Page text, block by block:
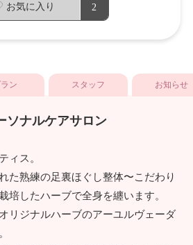
お気に入り 2
ン スタッフ お知らせ
ソナルケアサロン
ィス。
た熟練の足裏ほぐし整体〜こだわり
培したハーブで全身を纏います。
リジナルハーブのアーユルヴェーダ